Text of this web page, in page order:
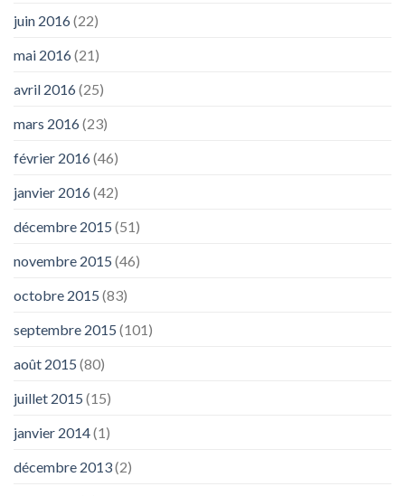
juin 2016(22)
mai 2016(21)
avril 2016(25)
mars 2016(23)
février 2016(46)
janvier 2016(42)
décembre 2015 (51)
novembre 2015 (46)
octobre 2015 (83)
septembre 2015 (101)
août 2015 (80)
juillet 2015 (15)
janvier 2014(1)
décembre 2013(2)